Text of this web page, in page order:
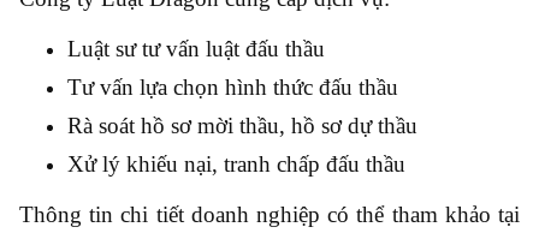
Luật sư tư vấn luật đấu thầu
Tư vấn lựa chọn hình thức đấu thầu
Rà soát hồ sơ mời thầu, hồ sơ dự thầu
Xử lý khiếu nại, tranh chấp đấu thầu
Thông tin chi tiết doanh nghiệp có thể tham khảo tại